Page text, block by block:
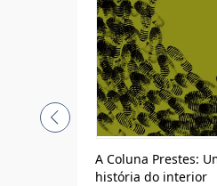
A Coluna Prestes:
história do interior